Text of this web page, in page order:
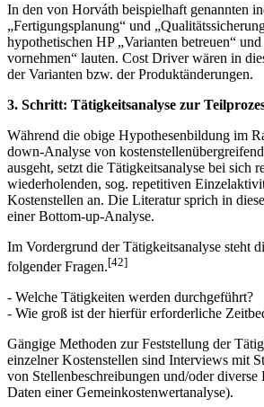
In den von Horváth beispielhaft genannten
„Fertigungsplanung“ und
hypothetischen HP „Varianten betreuen“
vornehmen“ lauten. Cost Driver wären in
der Varianten bzw. der Produktänderungen.
3. Schritt: Tätigkeitsanalyse zur
Während die obige Hypothesenbildung im
down-Analyse von
ausgeht, setzt die Tätigkeitsanalyse bei sich
wiederholenden, sog. repetitiven
Kostenstellen an. Die Literatur sprich in
einer Bottom-up-Analyse.
Im Vordergrund der Tätigkeitsanalyse steht
folgender Fragen.[42]
- Welche Tätigkeiten werden durchgeführt?
- Wie groß ist der hierfür erforderliche
Gängige Methoden zur Feststellung der
einzelner Kostenstellen sind Interviews mit
von Stellenbeschreibungen und/oder
Daten einer Gemeinkostenwertanalyse).